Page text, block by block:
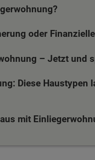
oder
– Jetzt und
Diese Haustypen
mit